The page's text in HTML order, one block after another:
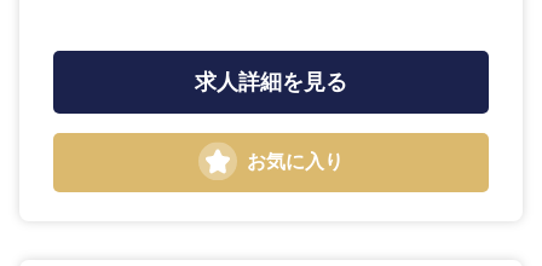
求人詳細を見る
お気に入り